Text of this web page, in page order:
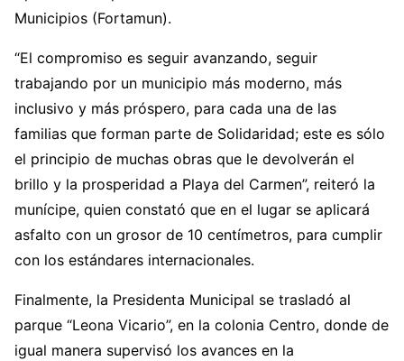
Municipios (Fortamun).
“El compromiso es seguir avanzando, seguir
trabajando por un municipio más moderno, más
inclusivo y más próspero, para cada una de las
familias que forman parte de Solidaridad; este es sólo
el principio de muchas obras que le devolverán el
brillo y la prosperidad a Playa del Carmen”, reiteró la
munícipe, quien constató que en el lugar se aplicará
asfalto con un grosor de 10 centímetros, para cumplir
con los estándares internacionales.
Finalmente, la Presidenta Municipal se trasladó al
parque “Leona Vicario”, en la colonia Centro, donde de
igual manera supervisó los avances en la